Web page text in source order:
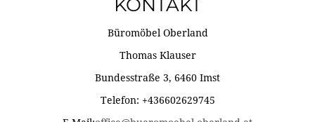
KONTAKT
Büromöbel Oberland
Thomas Klauser
Bundesstraße 3, 6460 Imst
Telefon: +436602629745